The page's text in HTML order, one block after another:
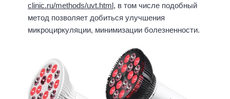
clinic.ru/methods/uvt.html, в том числе подобный
метод позволяет добиться улучшения
микроциркуляции, минимизации болезненности.